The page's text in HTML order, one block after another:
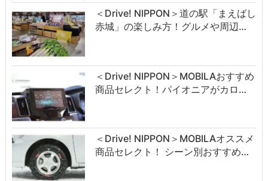
＜Drive! NIPPON＞道の駅「まえばし
赤城」の楽しみ方！グルメや周辺…
＜Drive! NIPPON＞MOBILAおすすめ
商品セレクト！パイオニアがカロ…
＜Drive! NIPPON＞MOBILAオススメ
商品セレクト！ シーン別おすすめ…